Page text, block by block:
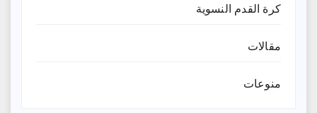
كرة القدم النسوية
مقالات
منوعات